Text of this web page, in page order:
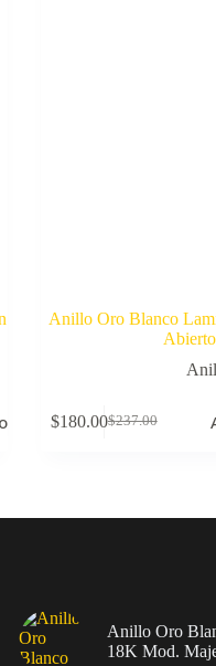
Anillo Oro Blanco
Abierto
$237.00
El
$180.00El
Anillo Oro
18K Mod.